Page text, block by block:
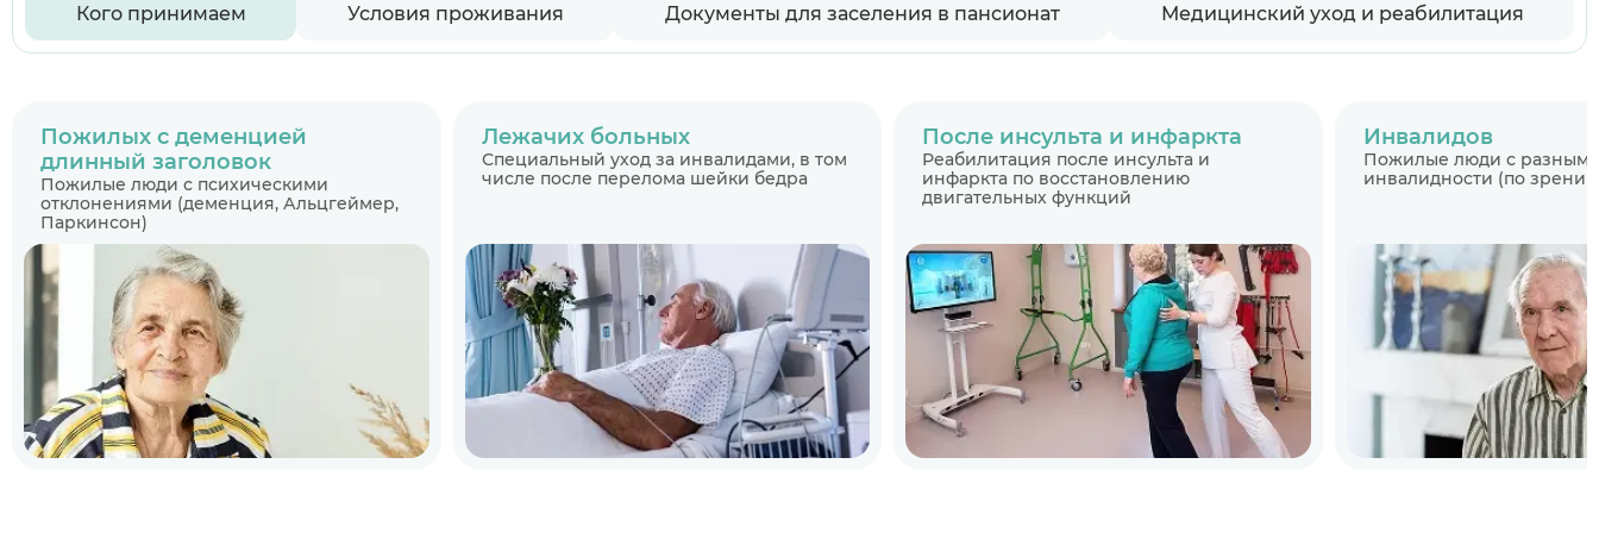
Кого принимаем Условия проживания Документы для заселения в пансионат Медицинский уход и реабилитация
Пожилых с деменцией
длинный заголовок
Пожилые люди с психическими
отклонениями (деменция, Альцгеймер,
Паркинсон)
Лежачих больных
Специальный уход за инвалидами, в том
числе после перелома шейки бедра
После инсульта и инфаркта
Реабилитация после инсульта и
инфаркта по восстановлению
двигательных функций
Инвалидов
Пожилые люди с
инвалидности (по